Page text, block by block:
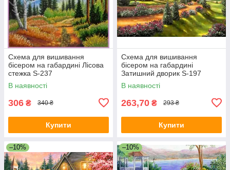
Схема для вишивання
бісером на габардині Лісова
стежка S-237
В наявності
306 ₴ 340 ₴
Купити
Схема для вишивання
бісером на габардині
Затишний дворик S-197
В наявності
263,70 ₴ 293 ₴
Купити
–10% –10%